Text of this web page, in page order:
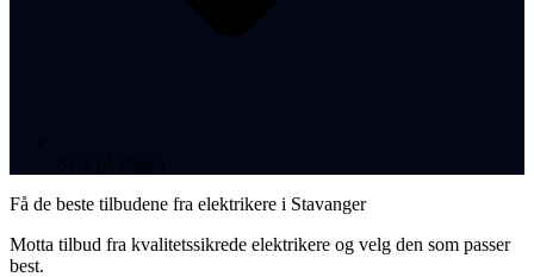
Få de beste tilbudene fra elektrikere i Stavanger
Motta tilbud fra kvalitetssikrede elektrikere og velg den som passer
best.